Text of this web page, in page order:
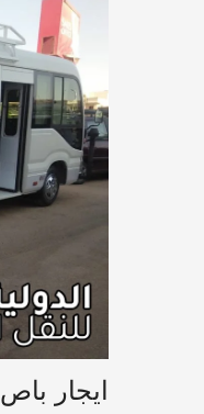
ايجار باص 25 راكب / ايجار كوستر الى الاسكندرية